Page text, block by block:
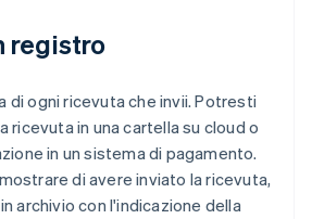
registro
di ogni ricevuta che invii. Potresti
ricevuta in una cartella su cloud o
in un sistema di pagamento.
di avere inviato la ricevuta,
archivio con l'indicazione della